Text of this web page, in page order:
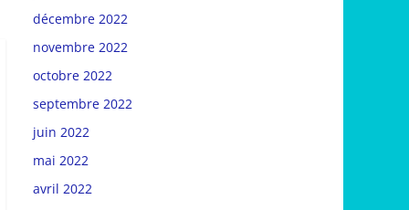
décembre 2022
novembre 2022
octobre 2022
septembre 2022
juin 2022
mai 2022
avril 2022